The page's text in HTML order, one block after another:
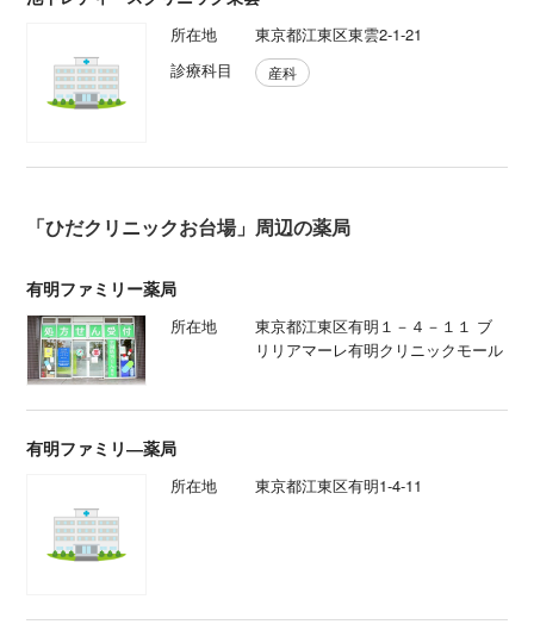
所在地
東京都江東区東雲2-1-21
診療科目
産科
「ひだクリニックお台場」周辺の薬局
有明ファミリー薬局
所在地
東京都江東区有明１－４－１１ ブ
リリアマーレ有明クリニックモール
有明ファミリ―薬局
所在地 東京都江東区有明1-4-11